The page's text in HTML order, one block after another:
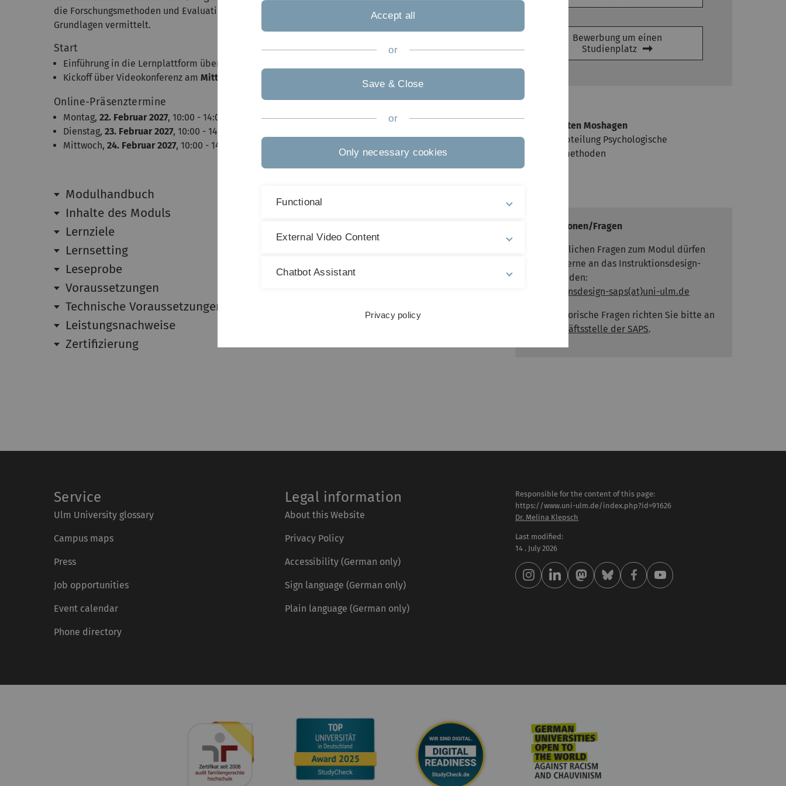
die Forschungsmethoden und Evaluation“ werden hierzu forschungsmethodische und basale statistische
Grundlagen vermittelt.
Start
Einführung in die Lernplattform über Videokonferenz, Dozent Steffen Moser
Kickoff über Videokonferenz am Mittwoch, 21. Oktober 2026 , 18:00 - 20:00 Uhr
Online-Präsenztermine
Montag, 22. Februar 2027, 10:00 - 14:00 Uhr
Dienstag, 23. Februar 2027, 10:00 - 14:00 Uhr
Mittwoch, 24. Februar 2027, 10:00 - 14:00 Uhr
Modulhandbuch
Inhalte des Moduls
Lernziele
Lernsetting
Leseprobe
Voraussetzungen
Technische Voraussetzungen für die E-Learning-Lerneinheiten
Leistungsnachweise
Zertifizierung
Bewerbung um einen
Studienplatz
Prof. Dr. Morten Moshagen
Leiter der Abteilung Psychologische
Forschungsmethoden
Informationen/Fragen
Bei inhaltlichen Fragen zum Modul dürfen
Sie sich gerne an das Instruktionsdesign-
Team wenden:
instruktionsdesign-saps(at)uni-ulm.de
Organisatorische Fragen richten Sie bitte an
Geschäftsstelle der SAPS.
Service
Ulm University glossary
Campus maps
Press
Job opportunities
Event calendar
Phone directory
Legal information
About this Website
Privacy Policy
Accessibility (German only)
Sign language (German only)
Plain language (German only)
Responsible for the content of this page:
https://www.uni-ulm.de/index.php?id=91626
Dr. Melina Klepsch
Last modified:
14 . July 2026
Accept all
or
Save & Close
or
Only necessary cookies
Functional
External Video Content
Chatbot Assistant
Privacy policy